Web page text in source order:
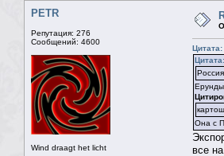
PETR
Репутация: 276
Сообщений: 4600
Wind draagt het licht
Ерунды
Она с
все